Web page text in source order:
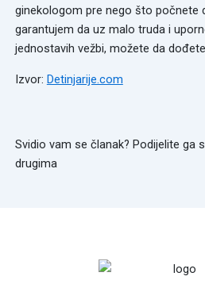
ginekologom pre nego što počnete
garantujem da uz malo truda i
jednostavih vežbi, možete da
Izvor: Detinjarije.com
Svidio vam se članak? Podijelite ga s
drugima